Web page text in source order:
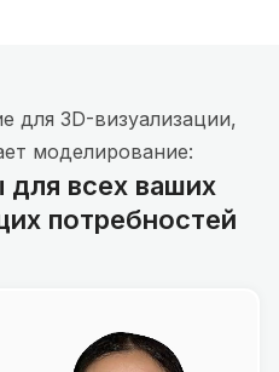
для 3D-визуализации,
моделирование:
всех ваших
потребностей